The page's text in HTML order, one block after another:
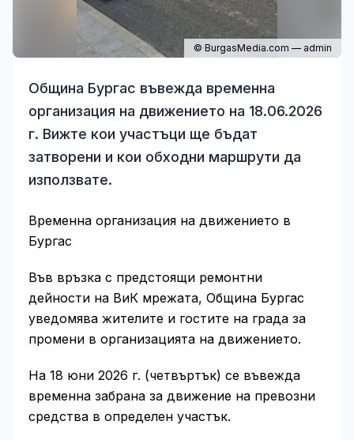
© BurgasMedia.com — admin
Община Бургас въвежда временна
организация на движението на 18.06.2026
г. Вижте кои участъци ще бъдат
затворени и кои обходни маршрути да
използвате.
Временна организация на движението в
Бургас
Във връзка с предстоящи ремонтни
дейности на ВиК мрежата, Община Бургас
уведомява жителите и гостите на града за
промени в организацията на движението.
На 18 юни 2026 г. (четвъртък) се въвежда
временна забрана за движение на превозни
средства в определен участък.